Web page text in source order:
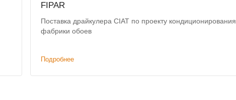
FIPAR
Поставка драйкулера CIAT по проекту кондиционирования
фабрики обоев
Подробнее